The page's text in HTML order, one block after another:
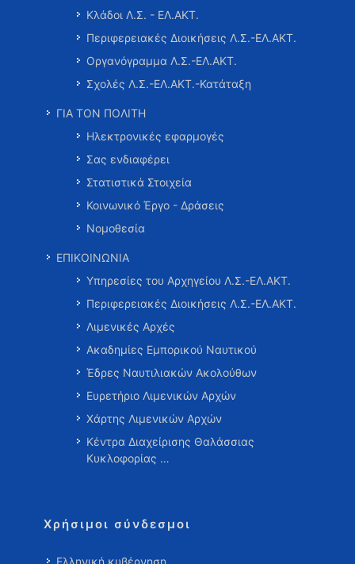
Κλάδοι Λ.Σ. - ΕΛ.ΑΚΤ.
Περιφερειακές Διοικήσεις Λ.Σ.-ΕΛ.ΑΚΤ.
Οργανόγραμμα Λ.Σ.-ΕΛ.ΑΚΤ.
Σχολές Λ.Σ.-ΕΛ.ΑΚΤ.-Κατάταξη
ΓΙΑ ΤΟΝ ΠΟΛΙΤΗ
Ηλεκτρονικές εφαρμογές
Σας ενδιαφέρει
Στατιστικά Στοιχεία
Κοινωνικό Έργο - Δράσεις
Νομοθεσία
ΕΠΙΚΟΙΝΩΝΙΑ
Υπηρεσίες του Αρχηγείου Λ.Σ.-ΕΛ.ΑΚΤ.
Περιφερειακές Διοικήσεις Λ.Σ.-ΕΛ.ΑΚΤ.
Λιμενικές Αρχές
Ακαδημίες Εμπορικού Ναυτικού
Έδρες Ναυτιλιακών Ακολούθων
Ευρετήριο Λιμενικών Αρχών
Χάρτης Λιμενικών Αρχών
Κέντρα Διαχείρισης Θαλάσσιας
Κυκλοφορίας …
Χρήσιμοι σύνδεσμοι